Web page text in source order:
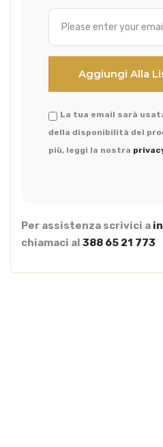
La tua email sarà
della disponibilità del
più, leggi la nostra
Per assistenza scrivici a
chiamaci al 388 65 21 773